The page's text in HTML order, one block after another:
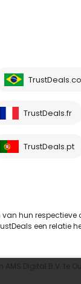
TrustDeals.fr
TrustDeals.pt
hun respectieve
een relatie